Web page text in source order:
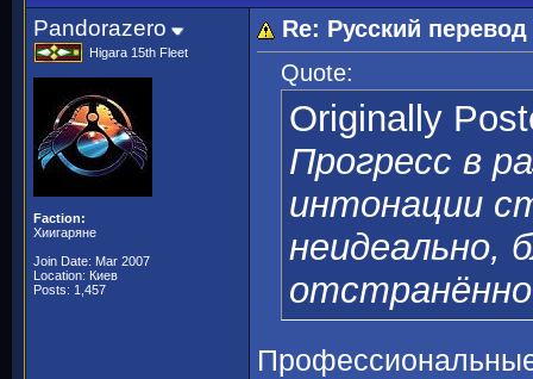
Pandorazero
Higara 15th Fleet
Faction:
Хиигаряне
Join Date: Mar 2007
Location: Киев
Posts: 1,457
Re: Русский
Quote:
Originally
Прогресс в
интонации
неидеально,